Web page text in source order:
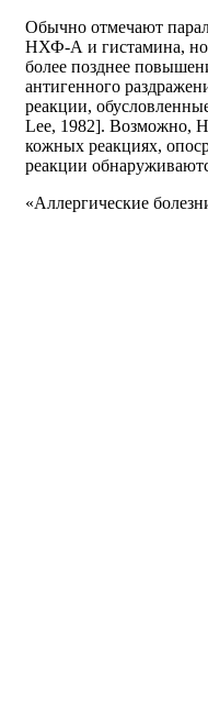
Обычно отмечают
НХФ-А и гистамина, но
более позднее
антигенного
реакции,
Lee, 1982]. Возможно,
кожных реакциях,
реакции
«Аллергические